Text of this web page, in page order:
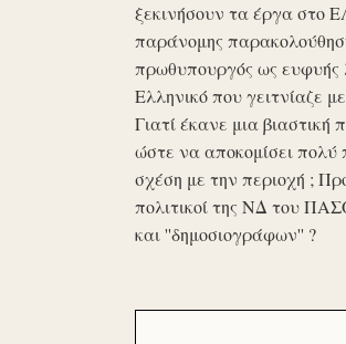
ξεκινήσουν τα έργα στο
παράνομης
πρωθυπουργός ως ευφυής
Ελληνικό που γειτνίαζε
Γιατί έκανε μια βιαστική
ώστε να αποκομίσει πολύ
σχέση με την περιοχή ;
πολιτικοί της ΝΔ του
και ''δημοσιογράφων'' ?